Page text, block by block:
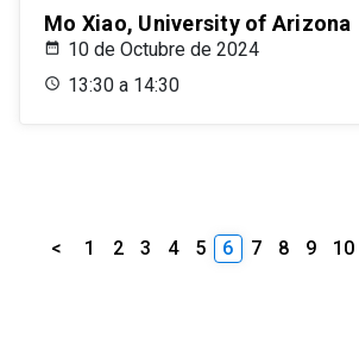
Mo Xiao, University of Arizona
10 de Octubre de 2024
13:30 a 14:30
< 1 2 3 4 5 6 7 8 9 10